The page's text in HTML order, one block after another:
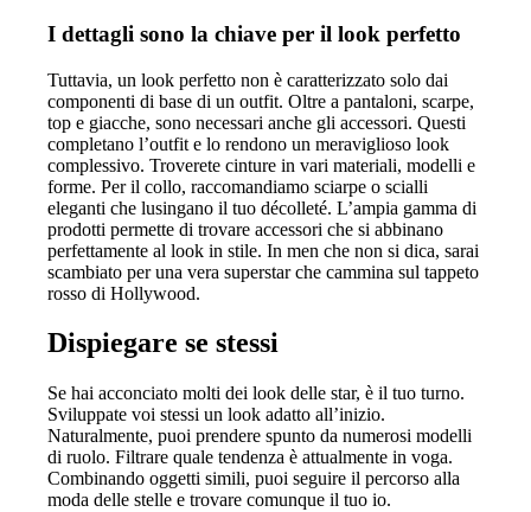
I dettagli sono la chiave per il look perfetto
Tuttavia, un look perfetto non è caratterizzato solo dai
componenti di base di un outfit. Oltre a pantaloni, scarpe,
top e giacche, sono necessari anche gli accessori. Questi
completano l’outfit e lo rendono un meraviglioso look
complessivo. Troverete cinture in vari materiali, modelli e
forme. Per il collo, raccomandiamo sciarpe o scialli
eleganti che lusingano il tuo décolleté. L’ampia gamma di
prodotti permette di trovare accessori che si abbinano
perfettamente al look in stile. In men che non si dica, sarai
scambiato per una vera superstar che cammina sul tappeto
rosso di Hollywood.
Dispiegare se stessi
Se hai acconciato molti dei look delle star, è il tuo turno.
Sviluppate voi stessi un look adatto all’inizio.
Naturalmente, puoi prendere spunto da numerosi modelli
di ruolo. Filtrare quale tendenza è attualmente in voga.
Combinando oggetti simili, puoi seguire il percorso alla
moda delle stelle e trovare comunque il tuo io.